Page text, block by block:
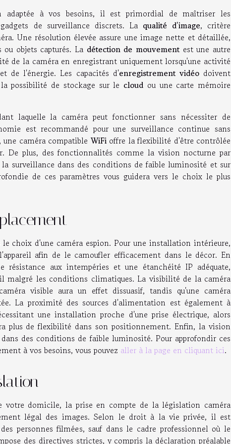
adaptée à vos besoins, il est primordial de maîtriser les
de surveillance discrets. La qualité d'image, critère
Une résolution élevée assure une image nette et détaillée,
objets capturés. La détection de mouvementest une autre
de la caméra en enregistrant uniquement lorsqu'une activité
de l'énergie. Les capacités d'enregistrement vidéodoivent
possibilité de stockage sur le cloud ou une carte mémoire
laquelle la caméra peut fonctionner sans nécessiter de
est recommandé pour une surveillance continue sans
une caméra compatible WiFioffre la flexibilité d'être contrôlée
De plus, des fonctionnalités comme la vision nocturne par
surveillance dans des conditions de faible luminosité et sur
de ces paramètres vous guidera vers le choix le plus
choix d'une caméra espion. Pour une installation intérieure,
afin de le camoufler efficacement dans le décor. En
résistance aux intempéries et une étanchéité IP adéquate,
malgré les conditions climatiques. La visibilité de la caméra
visible aura un effet dissuasif, tandis qu'une caméra
La proximité des sources d'alimentation est également à
une installation proche d'une prise électrique, alors
plus de flexibilité dans son positionnement. Enfin, la vision
des conditions de faible luminosité. Pour approfondir ces
à vos besoins, vous pouvez aller à la page en cliquant ici.
votre domicile, la prise en compte de la législation caméra
légal des images. Selon le droit à la vie privée, il est
personnes filmées, sauf dans le cadre professionnel où le
des directives strictes, y compris la déclaration préalable